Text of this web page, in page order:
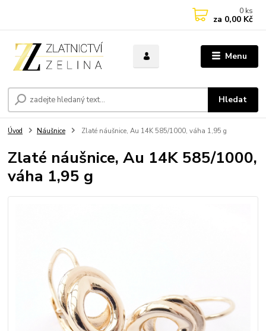
Menu
Hledat
0 ks
za 0,00 Kč
Úvod Náušnice Zlaté náušnice, Au 14K 585/1000, váha 1,95 g
Zlaté náušnice, Au 14K 585/1000,
váha 1,95 g